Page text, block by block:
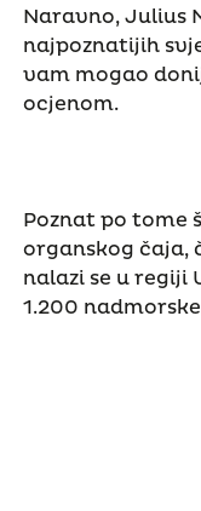
Naravno, Julius
najpoznatijih
vam mogao
ocjenom.
Poznat po tome
organskog čaja,
nalazi se u regiji
1.200